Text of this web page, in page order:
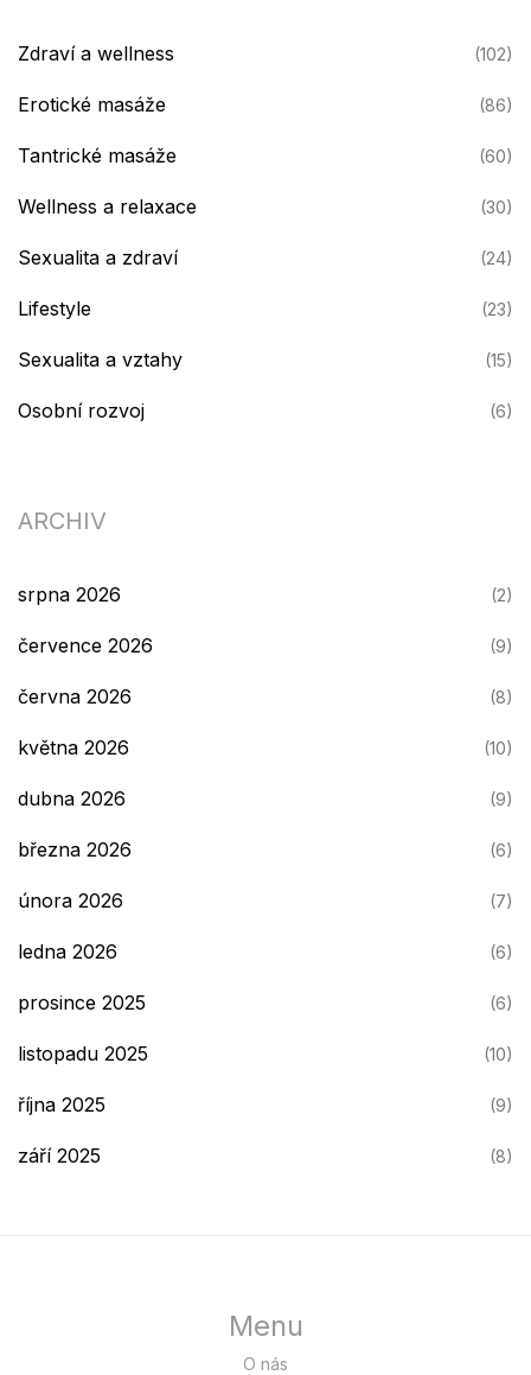
Zdraví a wellness (102)
Erotické masáže (86)
Tantrické masáže (60)
Wellness a relaxace (30)
Sexualita a zdraví (24)
Lifestyle (23)
Sexualita a vztahy (15)
Osobní rozvoj (6)
ARCHIV
srpna 2026 (2)
července 2026 (9)
června 2026 (8)
května 2026 (10)
dubna 2026 (9)
března 2026 (6)
února 2026 (7)
ledna 2026 (6)
prosince 2025 (6)
listopadu 2025 (10)
října 2025 (9)
září 2025 (8)
Menu
O nás